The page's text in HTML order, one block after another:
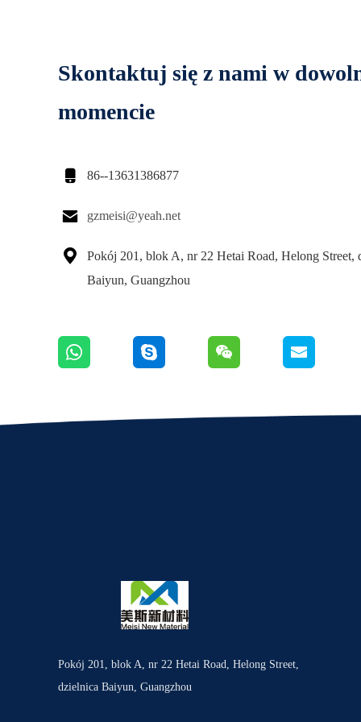
Skontaktuj się z nami w
momencie
 86--13631386877
 gzmeisi@yeah.net

Pokój 201, blok A, nr 22 Hetai Road, Helong Street,
Baiyun, Guangzhou
Pokój 201, blok A, nr 22 Hetai Road, Helong Street,
dzielnica Baiyun, Guangzhou